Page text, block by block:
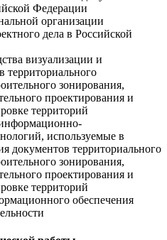
Федерации
организации
дела в Российской
визуализации и
территориального
зонирования,
проектирования и
территорий
используемые в
документов территориального
зонирования,
проектирования и
территорий
обеспечения